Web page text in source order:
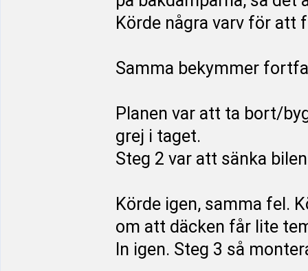
Körde några varv för att
Samma bekymmer
Planen var att ta bort/
grej i taget.
Steg 2 var att sänka
Körde igen, samma fel.
om att däcken får lite
In igen. Steg 3 så